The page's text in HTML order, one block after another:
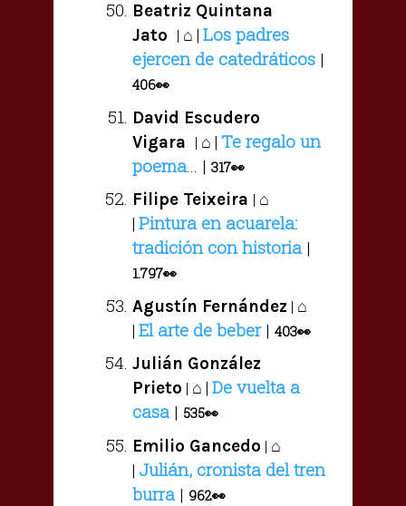
Beatriz Quintana
Jato | ⌂ | Los padres
ejercen de catedráticos |
406👀
David Escudero
Vigara | ⌂ | Te regalo un
poema ... | 317👀
Filipe Teixeira | ⌂
| Pintura en acuarela:
tradición con historia |
1.797👀
Agustín Fernández | ⌂
| El arte de beber| 403👀
Julián González
Prieto | ⌂ | De vuelta a
casa | 535👀
Emilio Gancedo | ⌂
| Julián, cronista del tren
burra | 962👀